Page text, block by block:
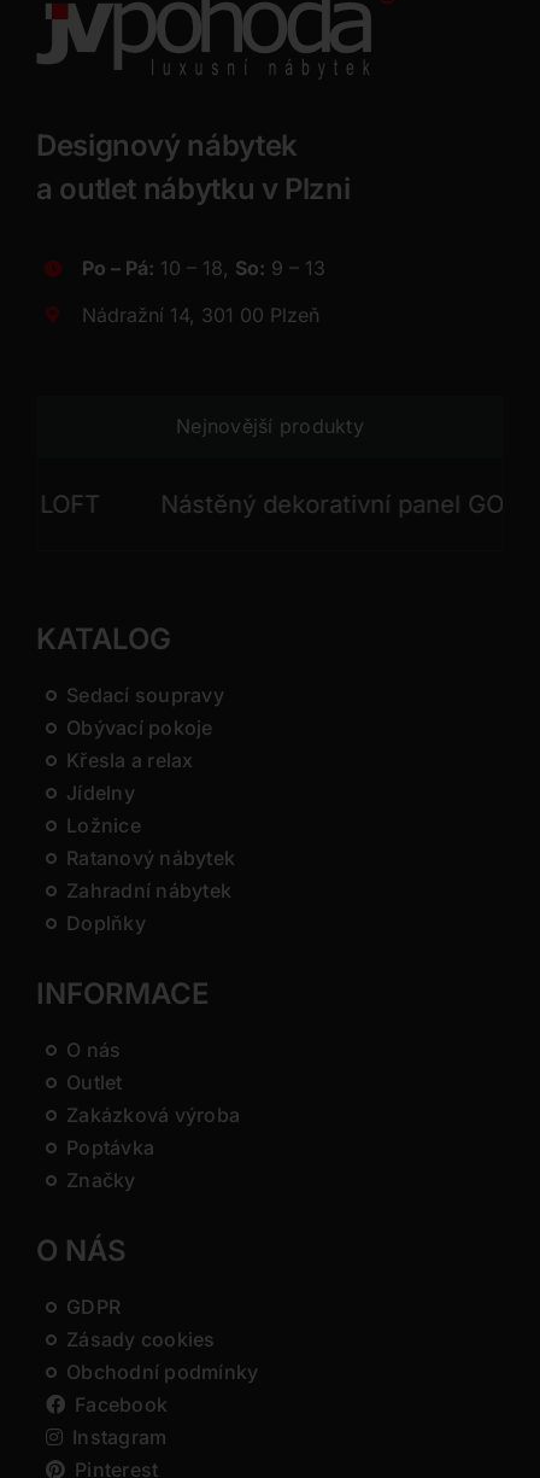
Designový nábytek
a outlet nábytku v Plzni
Po – Pá: 10 – 18, So: 9 – 13
Nádražní 14, 301 00 Plzeň
Nejnovější produkty
Nástěný dekorativní panel GONG
KATALOG
Sedací soupravy
Obývací pokoje
Křesla a relax
Jídelny
Ložnice
Ratanový nábytek
Zahradní nábytek
Doplňky
INFORMACE
O nás
Outlet
Zakázková výroba
Poptávka
Značky
O NÁS
GDPR
Zásady cookies
Obchodní podmínky
Facebook
Instagram
Pinterest